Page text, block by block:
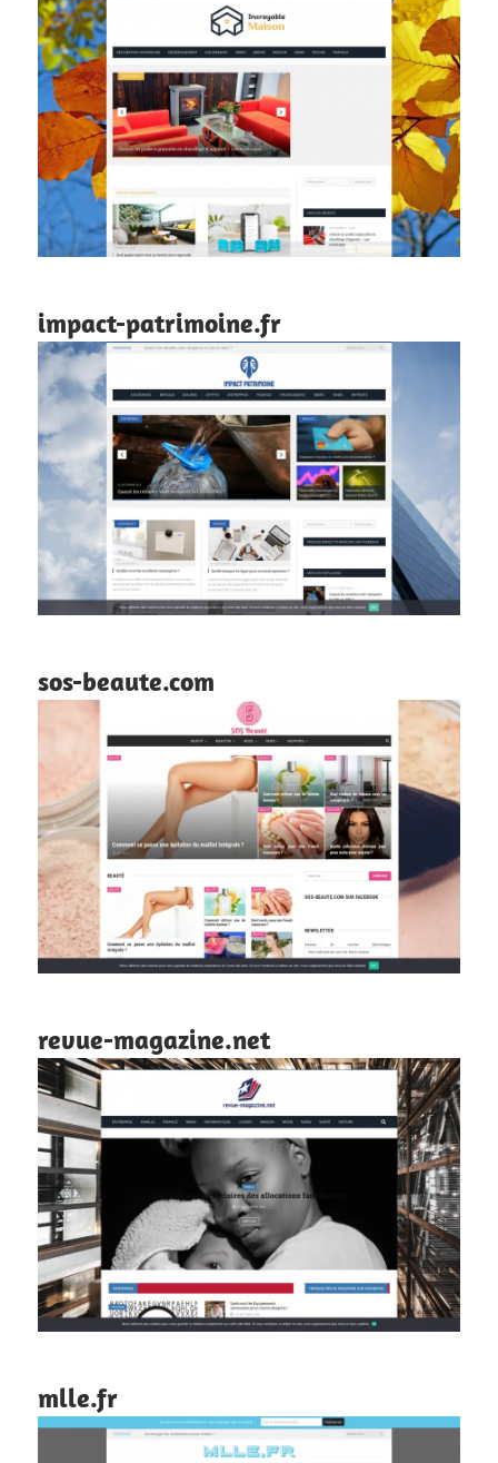
impact-patrimoine.fr
sos-beaute.com
revue-magazine.net
mlle.fr